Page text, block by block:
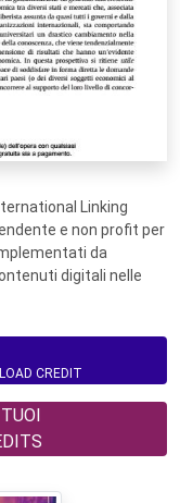
Linking
e non profit per
da
digitali nelle
CREDIT